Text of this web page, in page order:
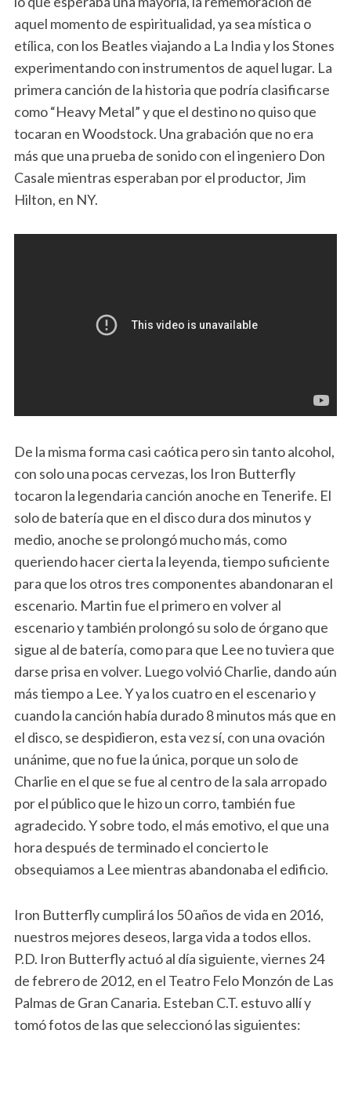
aquel momento de espiritualidad, ya sea mística o
etílica, con los Beatles viajando a La India y los Stones
experimentando con instrumentos de aquel lugar. La
primera canción de la historia que podría clasificarse
como “Heavy Metal” y que el destino no quiso que
tocaran en Woodstock. Una grabación que no era
más que una prueba de sonido con el ingeniero Don
Casale mientras esperaban por el productor, Jim
Hilton, en NY.
De la misma forma casi caótica pero sin tanto alcohol,
con solo una pocas cervezas, los Iron Butterfly
tocaron la legendaria canción anoche en Tenerife. El
solo de batería que en el disco dura dos minutos y
medio, anoche se prolongó mucho más, como
queriendo hacer cierta la leyenda, tiempo suficiente
para que los otros tres componentes abandonaran el
escenario. Martin fue el primero en volver al
escenario y también prolongó su solo de órgano que
sigue al de batería, como para que Lee no tuviera que
darse prisa en volver. Luego volvió Charlie, dando aún
más tiempo a Lee. Y ya los cuatro en el escenario y
cuando la canción había durado 8 minutos más que en
el disco, se despidieron, esta vez sí, con una ovación
unánime, que no fue la única, porque un solo de
Charlie en el que se fue al centro de la sala arropado
por el público que le hizo un corro, también fue
agradecido. Y sobre todo, el más emotivo, el que una
hora después de terminado el concierto le
obsequiamos a Lee mientras abandonaba el edificio.
Iron Butterfly cumplirá los 50 años de vida en 2016,
nuestros mejores deseos, larga vida a todos ellos.
P.D. Iron Butterfly actuó al día siguiente, viernes 24
de febrero de 2012, en el Teatro Felo Monzón de Las
Palmas de Gran Canaria. Esteban C.T. estuvo allí y
tomó fotos de las que seleccionó las siguientes: